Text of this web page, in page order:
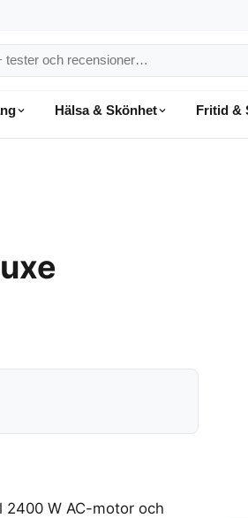
Hälsa & Skönhet Fritid &
2400 W AC-motor och